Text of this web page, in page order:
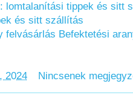
lomtalanítási tippek és sitt
és sitt szállítás
felvásárlás Befektetési
2024 Nincsenek